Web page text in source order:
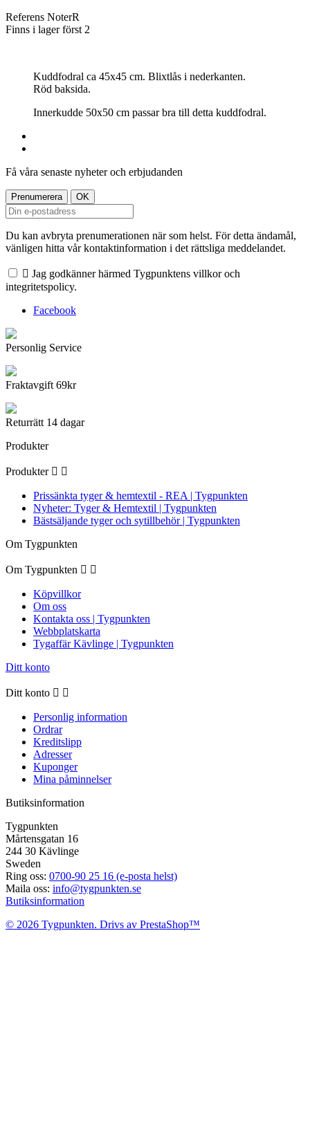
Referens NoterR
Finns i lager först 2
Kuddfodral ca 45x45 cm. Blixtlås i nederkanten.
Röd baksida.
Innerkudde 50x50 cm passar bra till detta kuddfodral.
Få våra senaste nyheter och erbjudanden
Du kan avbryta prenumerationen när som helst. För detta ändamål,
vänligen hitta vår kontaktinformation i det rättsliga meddelandet.
 Jag godkänner härmed Tygpunktens villkor och
integritetspolicy.
Facebook
Personlig Service
Fraktavgift 69kr
Returrätt 14 dagar
Produkter
Produkter  
Prissänkta tyger & hemtextil - REA | Tygpunkten
Nyheter: Tyger & Hemtextil | Tygpunkten
Bästsäljande tyger och sytillbehör | Tygpunkten
Om Tygpunkten
Om Tygpunkten  
Köpvillkor
Om oss
Kontakta oss | Tygpunkten
Webbplatskarta
Tygaffär Kävlinge | Tygpunkten
Ditt konto
Ditt konto  
Personlig information
Ordrar
Kreditslipp
Adresser
Kuponger
Mina påminnelser
Butiksinformation
Tygpunkten
Mårtensgatan 16
244 30 Kävlinge
Sweden
Ring oss: 0700-90 25 16 (e-posta helst)
Maila oss: info@tygpunkten.se
Butiksinformation
© 2026 Tygpunkten. Drivs av PrestaShop™